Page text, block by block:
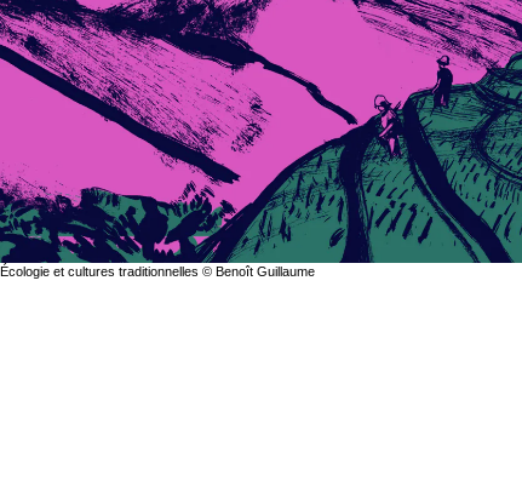
Écologie et cultures traditionnelles © Benoît Guillaume